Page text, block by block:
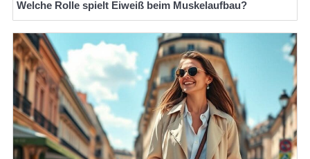
Welche Rolle spielt Eiweiß beim Muskelaufbau?